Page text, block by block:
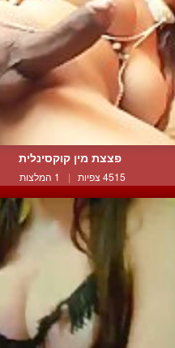
פצצת מין קוקסינלית
4515 צפיות | 1 המלצות